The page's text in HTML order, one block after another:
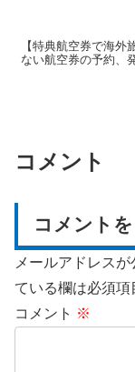
【特典航空券で海外
ない航空券の予約、
コメント
コメント
メールアドレスが
ている欄は必須項
コメント ※